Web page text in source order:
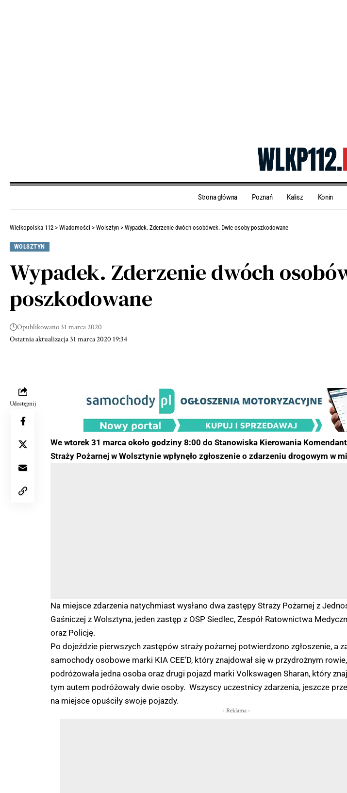
Strona główna Poznań Kalisz Konin
Wielkopolska 112 > Wiadomości > Wolsztyn > Wypadek. Zderzenie dwóch osobówek. Dwie osoby poszkodowane
WOLSZTYN
Wypadek. Zderzenie dwóch
poszkodowane
Ostatnia aktualizacja 31 marca 2020 19:34
Opublikowano 31 marca 2020
Udostępnij
We wtorek 31 marca około godziny 8:00 do Stanowiska Kierowania
Straży Pożarnej w Wolsztynie wpłynęło zgłoszenie o zdarzeniu drogowym w
Na miejsce zdarzenia natychmiast wysłano dwa zastępy Straży Pożarnej z
Gaśniczej z Wolsztyna, jeden zastęp z OSP Siedlec, Zespół Ratownictwa
oraz Policję.
Po dojeździe pierwszych zastępów straży pożarnej potwierdzono zgłoszenie, a
samochody osobowe marki KIA CEE’D, który znajdował się w przydrożnym
podróżowała jedna osoba oraz drugi pojazd marki Volkswagen Sharan, który
tym autem podróżowały dwie osoby. Wszyscy uczestnicy zdarzenia, jeszcze
na miejsce opuściły swoje pojazdy.
- Reklama -